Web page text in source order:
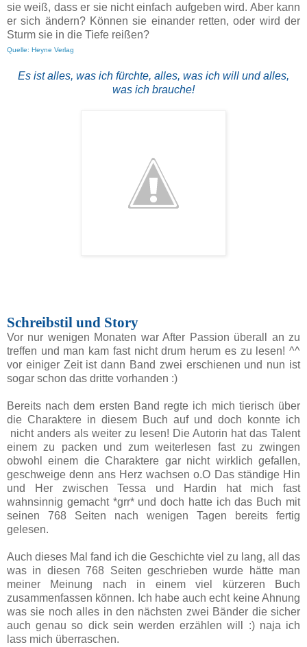
sie weiß, dass er sie nicht einfach aufgeben wird. Aber kann
er sich ändern? Können sie einander retten, oder wird der
Sturm sie in die Tiefe reißen?
Quelle: Heyne Verlag
Es ist alles, was ich fürchte, alles, was ich will und alles,
was ich brauche!
Schreibstil und Story
Vor nur wenigen Monaten war After Passion überall an zu
treffen und man kam fast nicht drum herum es zu lesen! ^^
vor einiger Zeit ist dann Band zwei erschienen und nun ist
sogar schon das dritte vorhanden :)
Bereits nach dem ersten Band regte ich mich tierisch über
die Charaktere in diesem Buch auf und doch konnte ich
nicht anders als weiter zu lesen! Die Autorin hat das Talent
einem zu packen und zum weiterlesen fast zu zwingen
obwohl einem die Charaktere gar nicht wirklich gefallen,
geschweige denn ans Herz wachsen o.O Das ständige Hin
und Her zwischen Tessa und Hardin hat mich fast
wahnsinnig gemacht *grr* und doch hatte ich das Buch mit
seinen 768 Seiten nach wenigen Tagen bereits fertig
gelesen.
Auch dieses Mal fand ich die Geschichte viel zu lang, all das
was in diesen 768 Seiten geschrieben wurde hätte man
meiner Meinung nach in einem viel kürzeren Buch
zusammenfassen können. Ich habe auch echt keine Ahnung
was sie noch alles in den nächsten zwei Bänder die sicher
auch genau so dick sein werden erzählen will :) naja ich
lass mich überraschen.